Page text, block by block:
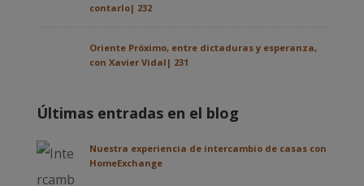
contarlo| 232
Oriente Próximo, entre dictaduras y esperanza,
con Xavier Vidal| 231
Últimas entradas en el blog
Nuestra experiencia de intercambio de casas con
HomeExchange